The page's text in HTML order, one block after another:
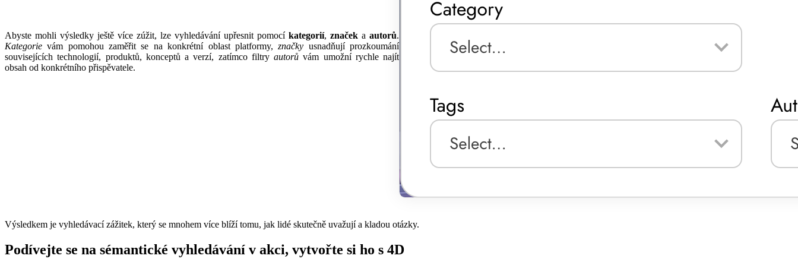
Abyste mohli výsledky ještě více zúžit, lze vyhledávání upřesnit pomocí kategorií, značek a autorů.
Kategorie vám pomohou zaměřit se na konkrétní oblast platformy,značky usnadňují prozkoumání
souvisejících technologií, produktů, konceptů a verzí, zatímco filtry autorů vám umožní rychle najít
obsah od konkrétního přispěvatele.
Výsledkem je vyhledávací zážitek, který se mnohem více blíží tomu, jak lidé skutečně uvažují a kladou otázky.
Podívejte se na sémantické vyhledávání v akci, vytvořte si ho s 4D